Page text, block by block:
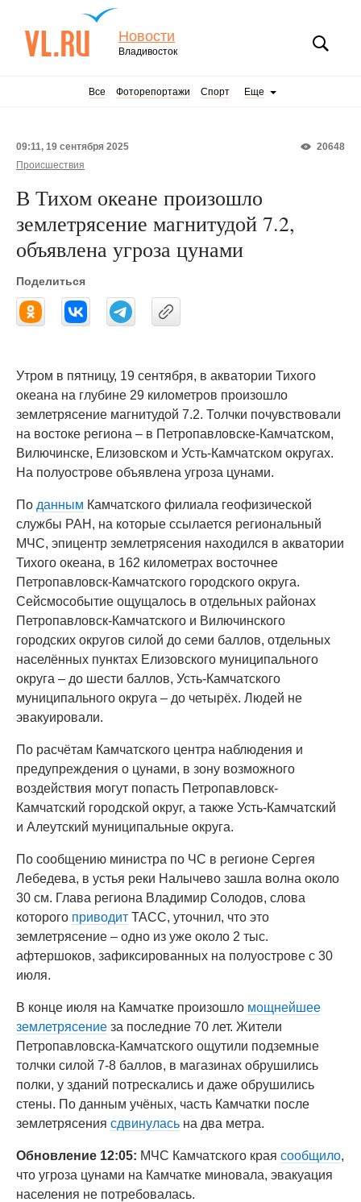
Новости
Владивосток
Все Фоторепортажи Спорт Еще
20648
09:11, 19 сентября 2025
Происшествия
В Тихом океане произошло
землетрясение магнитудой 7.2,
объявлена угроза цунами
Поделиться
Утром в пятницу, 19 сентября, в акватории Тихого
океана на глубине 29 километров произошло
землетрясение магнитудой 7.2. Толчки почувствовали
на востоке региона – в Петропавловске-Камчатском,
Вилючинске, Елизовском и Усть-Камчатском округах.
На полуострове объявлена угроза цунами.
По данным Камчатского филиала геофизической
службы РАН, на которые ссылается региональный
МЧС, эпицентр землетрясения находился в акватории
Тихого океана, в 162 километрах восточнее
Петропавловск-Камчатского городского округа.
Сейсмособытие ощущалось в отдельных районах
Петропавловск-Камчатского и Вилючинского
городских округов силой до семи баллов, отдельных
населённых пунктах Елизовского муниципального
округа – до шести баллов, Усть-Камчатского
муниципального округа – до четырёх. Людей не
эвакуировали.
По расчётам Камчатского центра наблюдения и
предупреждения о цунами, в зону возможного
воздействия могут попасть Петропавловск-
Камчатский городской округ, а также Усть-Камчатский
и Алеутский муниципальные округа.
По сообщению министра по ЧС в регионе Сергея
Лебедева, в устья реки Налычево зашла волна около
30 см. Глава региона Владимир Солодов, слова
которого приводит ТАСС, уточнил, что это
землетрясение – одно из уже около 2 тыс.
афтершоков, зафиксированных на полуострове с 30
июля.
В конце июля на Камчатке произошло мощнейшее
землетрясение за последние 70 лет. Жители
Петропавловска-Камчатского ощутили подземные
толчки силой 7-8 баллов, в магазинах обрушились
полки, у зданий потрескались и даже обрушились
стены. По данным учёных, часть Камчатки после
землетрясения сдвинулась на два метра.
Обновление 12:05: МЧС Камчатского края сообщило,
что угроза цунами на Камчатке миновала, эвакуация
населения не потребовалась.